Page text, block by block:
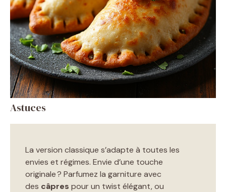
Astuces
La version classique s’adapte à toutes les
envies et régimes. Envie d’une touche
originale ? Parfumez la garniture avec
des câpres pour un twist élégant, ou